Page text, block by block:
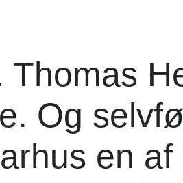
Thomas
Og
en